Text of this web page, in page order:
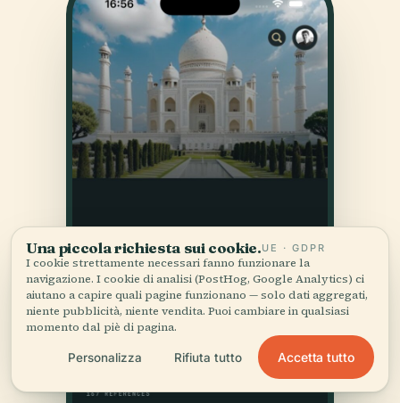
Una piccola richiesta sui cookie.UE · GDPR
I cookie strettamente necessari fanno funzionare la
navigazione. I cookie di analisi (PostHog, Google Analytics) ci
aiutano a capire quali pagine funzionano — solo dati aggregati,
niente pubblicità, niente vendita. Puoi cambiare in qualsiasi
momento dal piè di pagina.
Personalizza Rifiuta tutto Accetta tutto